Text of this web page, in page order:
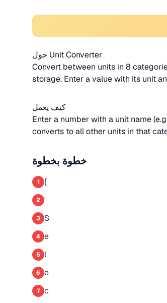
حول Unit Converter
Convert between units in 8
storage. Enter a value with its unit
كيف يعمل
Enter a number with a unit name
converts to all other units in that
خطوة بخطوة
1 [
2 '
3 S
4 e
5 l
6 e
7 c